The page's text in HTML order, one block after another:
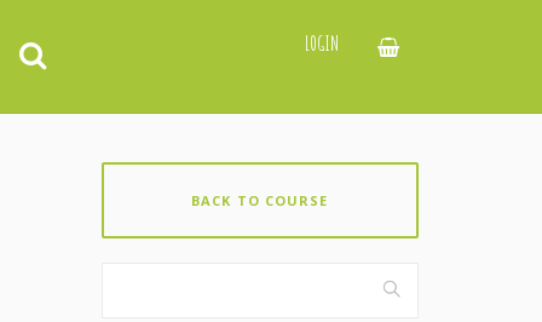
LOGIN
BACK TO COURSE